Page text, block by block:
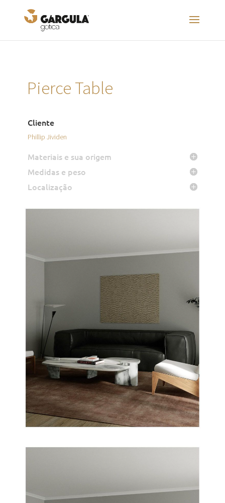
Pierce Table
Cliente
Phillip Jividen
Materiais e sua origem
Medidas e peso
Localização